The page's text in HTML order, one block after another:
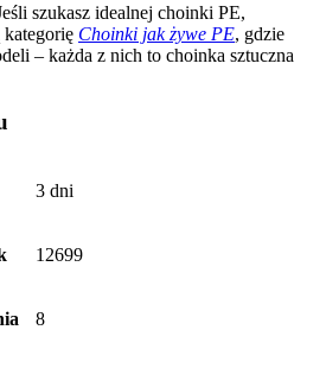
szukasz idealnej choinki PE,
Choinki jak żywe PE, gdzie
– każda z nich to choinka sztuczna
3 dni
12699
8